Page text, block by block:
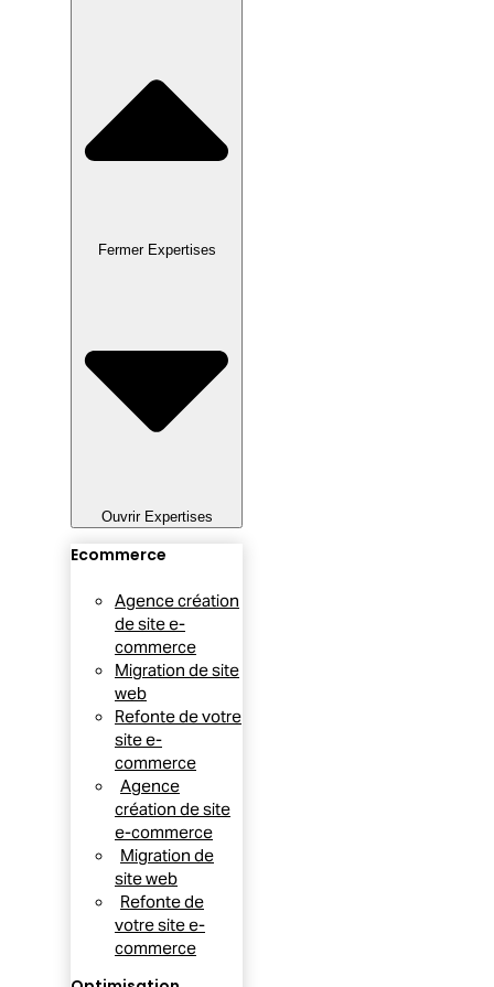
Fermer Expertises
Ouvrir Expertises
Ecommerce
Agence création
de site e-
commerce
Migration de site
web
Refonte de votre
site e-
commerce
Agence
création de site
e-commerce
Migration de
site web
Refonte de
votre site e-
commerce